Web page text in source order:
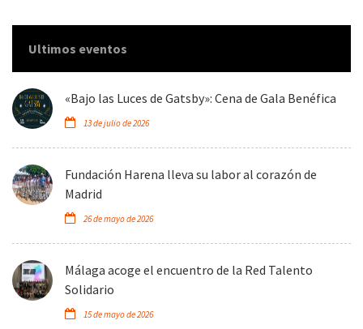
Ultimos eventos
«Bajo las Luces de Gatsby»: Cena de Gala Benéfica
13 de julio de 2026
Fundación Harena lleva su labor al corazón de
Madrid
26 de mayo de 2026
Málaga acoge el encuentro de la Red Talento
Solidario
15 de mayo de 2026